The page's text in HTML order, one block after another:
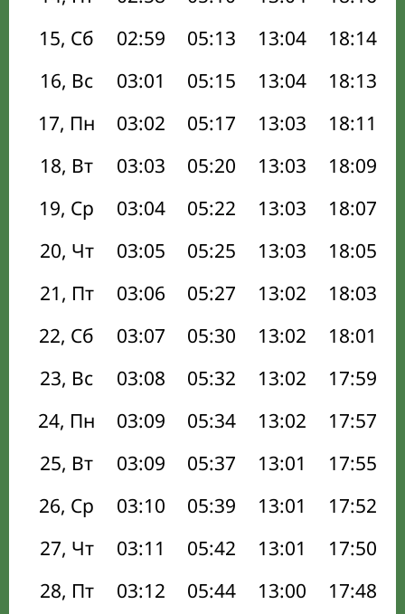
15, Сб
02:59 05:13 13:04 18:14
16, Вс
03:01 05:15 13:04 18:13
17, Пн
03:02 05:17 13:03 18:11
18, Вт
03:03 05:20 13:03 18:09
19, Ср
03:04 05:22 13:03 18:07
20, Чт
03:05 05:25 13:03 18:05
21, Пт
03:06 05:27 13:02 18:03
22, Сб
03:07 05:30 13:02 18:01
23, Вс
03:08 05:32 13:02 17:59
24, Пн
03:09 05:34 13:02 17:57
25, Вт
03:09 05:37 13:01 17:55
26, Ср
03:10 05:39 13:01 17:52
27, Чт
03:11 05:42 13:01 17:50
28, Пт
03:12 05:44 13:00 17:48